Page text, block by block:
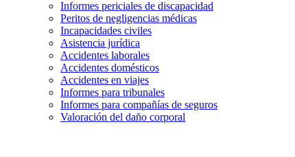
Informes periciales de discapacidad
Peritos de negligencias médicas
Incapacidades civiles
Asistencia jurídica
Accidentes laborales
Accidentes domésticos
Accidentes en viajes
Informes para tribunales
Informes para compañías de seguros
Valoración del daño corporal